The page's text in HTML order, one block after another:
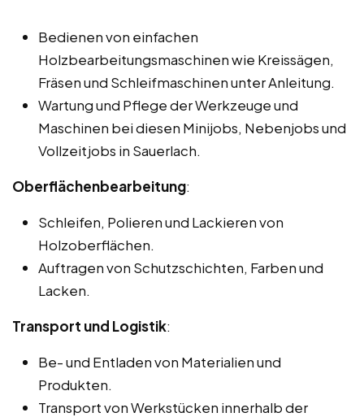
Bedienen von einfachen
Holzbearbeitungsmaschinen wie Kreissägen,
Fräsen und Schleifmaschinen unter Anleitung.
Wartung und Pflege der Werkzeuge und
Maschinen bei diesen Minijobs, Nebenjobs und
Vollzeitjobs in Sauerlach.
Oberflächenbearbeitung:
Schleifen, Polieren und Lackieren von
Holzoberflächen.
Auftragen von Schutzschichten, Farben und
Lacken.
Transport und Logistik:
Be- und Entladen von Materialien und
Produkten.
Transport von Werkstücken innerhalb der